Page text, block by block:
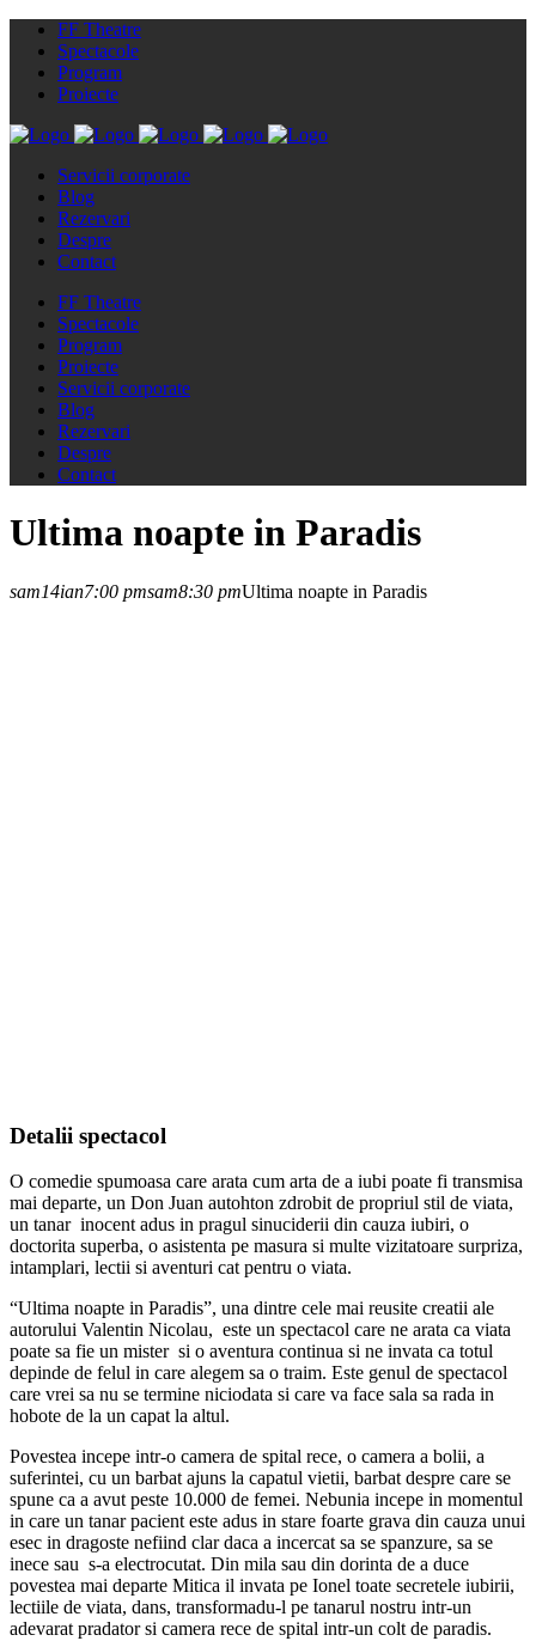
FF Theatre
Spectacole
Program
Proiecte
Servicii corporate
Blog
Rezervari
Despre
Contact
FF Theatre
Spectacole
Program
Proiecte
Servicii corporate
Blog
Rezervari
Despre
Contact
Ultima noapte in Paradis
sam14ian7:00 pmsam8:30 pmUltima noapte in Paradis
Detalii spectacol
O comedie spumoasa care arata cum arta de a iubi poate fi transmisa
mai departe, un Don Juan autohton zdrobit de propriul stil de viata,
un tanar inocent adus in pragul sinuciderii din cauza iubiri, o
doctorita superba, o asistenta pe masura si multe vizitatoare surpriza,
intamplari, lectii si aventuri cat pentru o viata.
“Ultima noapte in Paradis”, una dintre cele mai reusite creatii ale
autorului Valentin Nicolau, este un spectacol care ne arata ca viata
poate sa fie un mister si o aventura continua si ne invata ca totul
depinde de felul in care alegem sa o traim. Este genul de spectacol
care vrei sa nu se termine niciodata si care va face sala sa rada in
hobote de la un capat la altul.
Povestea incepe intr-o camera de spital rece, o camera a bolii, a
suferintei, cu un barbat ajuns la capatul vietii, barbat despre care se
spune ca a avut peste 10.000 de femei. Nebunia incepe in momentul
in care un tanar pacient este adus in stare foarte grava din cauza unui
esec in dragoste nefiind clar daca a incercat sa se spanzure, sa se
inece sau s-a electrocutat. Din mila sau din dorinta de a duce
povestea mai departe Mitica il invata pe Ionel toate secretele iubirii,
lectiile de viata, dans, transformadu-l pe tanarul nostru intr-un
adevarat pradator si camera rece de spital intr-un colt de paradis.